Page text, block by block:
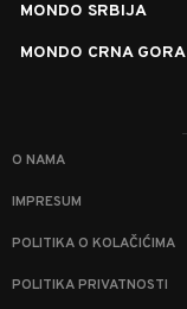
MONDO SRBIJA
MONDO CRNA GORA
O NAMA
IMPRESUM
POLITIKA O KOLAČIĆIMA
POLITIKA PRIVATNOSTI